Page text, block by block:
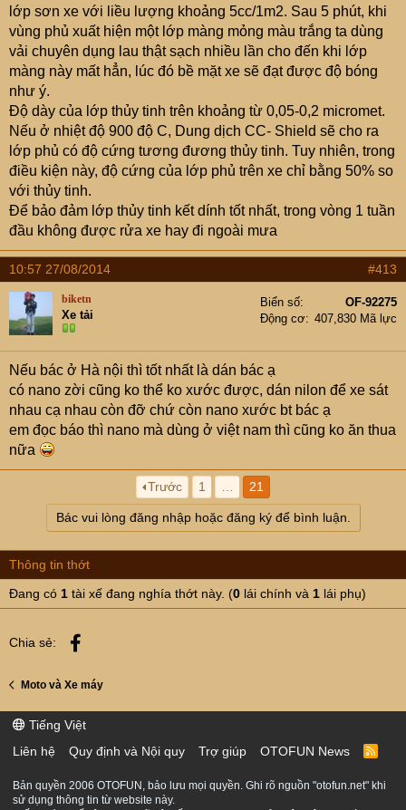
lớp sơn xe với liều lượng khoảng 5cc/1m2. Sau 5 phút, khi
vùng phủ xuất hiện một lớp màng mỏng màu trắng ta dùng
vải chuyên dụng lau thật sạch nhiều lần cho đến khi lớp
màng này mất hẳn, lúc đó bề mặt xe sẽ đạt được độ bóng
như ý.
Độ dày của lớp thủy tinh trên khoảng từ 0,05-0,2 micromet.
Nếu ở nhiệt độ 900 độ C, Dung dịch CC- Shield sẽ cho ra
lớp phủ có độ cứng tương đương thủy tinh. Tuy nhiên, trong
điều kiện này, độ cứng của lớp phủ trên xe chỉ bằng 50% so
với thủy tinh.
Để bảo đảm lớp thủy tinh kết dính tốt nhất, trong vòng 1 tuần
đầu không được rửa xe hay đi ngoài mưa
10:57 27/08/2014 #413
biketn
Xe tải
Biển số
OF-92275
Động cơ
407,830 Mã lực
Nếu bác ở Hà nội thì tốt nhất là dán bác ạ
có nano zời cũng ko thể ko xước được, dán nilon để xe sát
nhau cạ nhau còn đỡ chứ còn nano xước bt bác ạ
em đọc báo thì nano mà dùng ở việt nam thì cũng ko ăn thua
nữa
Trước 1 21
Bác vui lòng đăng nhập hoặc đăng ký để bình luận.
Thông tin thớt
Đang có 1 tài xế đang nghía thớt này. (0 lái chính và 1 lái phụ)
Chia sẻ:
Moto và Xe máy
Tiếng Việt
Liên hệ
Quy định và Nội quy Trợ giúp OTOFUN News
R
S
Bản quyền 2006 OTOFUN, bảo lưu mọi quyền. Ghi rõ nguồn "otofun.net" khi
sử dụng thông tin từ website này.